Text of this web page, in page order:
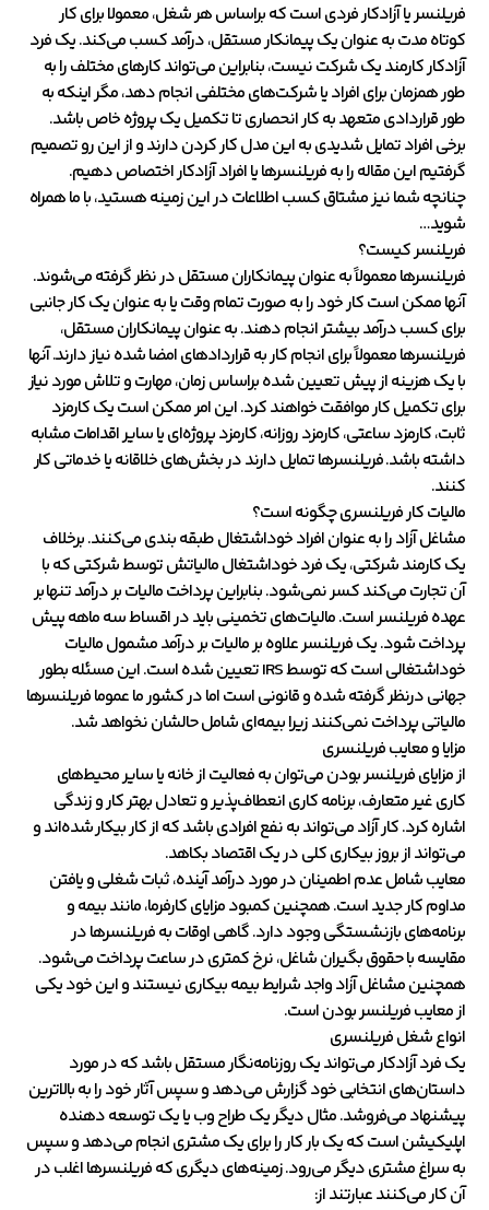
فریلنسر یا آزادکار فردی است که براساس هر شغل، معمولا برای کار
کوتاه مدت به عنوان یک پیمانکار مستقل، درآمد کسب می‌کند. یک فرد
آزادکار کارمند یک شرکت نیست، بنابراین می‌تواند کارهای مختلف را به
طور همزمان برای افراد یا شرکت‌های مختلفی انجام دهد، مگر اینکه به
طور قراردادی متعهد به کار انحصاری تا تکمیل یک پروژه خاص باشد.
برخی افراد تمایل شدیدی به این مدل کار کردن دارند و از این رو تصمیم
گرفتیم این مقاله را به فریلنسرها یا افراد آزادکار اختصاص دهیم.
چنانچه شما نیز مشتاق کسب اطلاعات در این زمینه هستید، با ما همراه
شوید…
فریلنسر کیست؟
فریلنسرها معمولاً به عنوان پیمانکاران مستقل در نظر گرفته می‌شوند.
آنها ممکن است کار خود را به صورت تمام وقت یا به عنوان یک کار جانبی
برای کسب درآمد بیشتر انجام دهند. به عنوان پیمانکاران مستقل،
فریلنسرها معمولاً برای انجام کار به قراردادهای امضا شده نیاز دارند. آنها
با یک هزینه از پیش تعیین شده براساس زمان، مهارت و تلاش مورد نیاز
برای تکمیل کار موافقت خواهند کرد. این امر ممکن است یک کارمزد
ثابت، کارمزد ساعتی، کارمزد روزانه، کارمزد پروژه‌ای یا سایر اقدامات مشابه
داشته باشد. فریلنسرها تمایل دارند در بخش‌های خلاقانه یا خدماتی کار
کنند.
مالیات کار فریلنسری چگونه است؟
مشاغل آزاد را به عنوان افراد خوداشتغال طبقه بندی می‌کنند. برخلاف
یک کارمند شرکتی، یک فرد خوداشتغال مالیاتش توسط شرکتی که با
آن تجارت می‌کند کسر نمی‌شود. بنابراین پرداخت مالیات بر درآمد تنها بر
عهده فریلنسر است. مالیات‌های تخمینی باید در اقساط سه ماهه پیش
پرداخت شود. یک فریلنسر علاوه بر مالیات بر درآمد مشمول مالیات
خوداشتغالی است که توسط IRS تعیین شده است. این مسئله بطور
جهانی درنظر گرفته شده و قانونی است اما در کشور ما عموما فریلنسرها
مالیاتی پرداخت نمی‌کنند زیرا بیمه‌ای شامل حالشان نخواهد شد.
مزایا و معایب فریلنسری
از مزایای فریلنسر بودن می‌توان به فعالیت از خانه یا سایر محیط‌های
کاری غیر متعارف، برنامه کاری انعطاف‌پذیر و تعادل بهتر کار و زندگی
اشاره کرد. کار آزاد می‌تواند به نفع افرادی باشد که از کار بیکار شده‌اند و
می‌تواند از بروز بیکاری کلی در یک اقتصاد بکاهد.
معایب شامل عدم اطمینان در مورد درآمد آینده، ثبات شغلی و یافتن
مداوم کار جدید است. همچنین کمبود مزایای کارفرما، مانند بیمه و
برنامه‌های بازنشستگی وجود دارد. گاهی اوقات به فریلنسرها در
مقایسه با حقوق بگیران شاغل، نرخ کمتری در ساعت پرداخت می‌شود.
همچنین مشاغل آزاد واجد شرایط بیمه بیکاری نیستند و این خود یکی
از معایب فریلنسر بودن است.
انواع شغل فریلنسری
یک فرد آزادکار می‌تواند یک روزنامه‌نگار مستقل باشد که در مورد
داستان‌های انتخابی خود گزارش می‌دهد و سپس آثار خود را به بالاترین
پیشنهاد می‌فروشد. مثال دیگر یک طراح وب یا یک توسعه دهنده
اپلیکیشن است که یک بار کار را برای یک مشتری انجام می‌دهد و سپس
به سراغ مشتری دیگر می‌رود. زمینه‌های دیگری که فریلنسرها اغلب در
آن کار می‌کنند عبارتند از: